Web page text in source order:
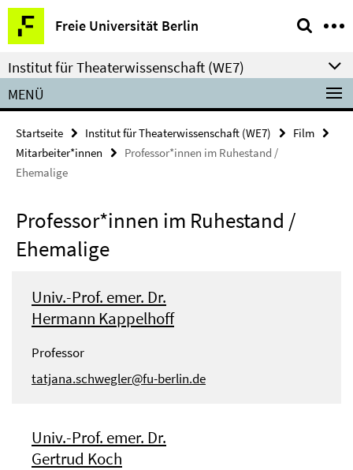
Springe
direkt
zu
Inhalt
Freie Universität Berlin
Service-
Navigation
Institut für Theaterwissenschaft (WE7)
MENÜ
Startseite Institut für Theaterwissenschaft (WE7)
Film
Mitarbeiter*innen
Professor*innen im Ruhestand /
Ehemalige
Professor*innen im Ruhestand /
Ehemalige
Univ.-Prof. emer. Dr.
Hermann Kappelhoff
Professor
tatjana.schwegler@fu-berlin.de
Univ.-Prof. emer. Dr.
Gertrud Koch